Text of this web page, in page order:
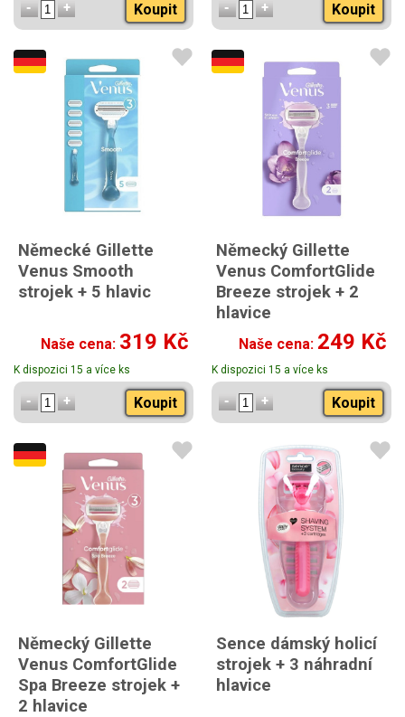
Koupit Koupit
Německé Gillette
Venus Smooth
strojek + 5 hlavic
Naše cena: 319 Kč
K dispozici 15 a více ks
Koupit
Německý Gillette
Venus ComfortGlide
Breeze strojek + 2
hlavice
Naše cena: 249 Kč
K dispozici 15 a více ks
Koupit
Německý Gillette
Venus ComfortGlide
Spa Breeze strojek +
2 hlavice
Sence dámský holicí
strojek + 3 náhradní
hlavice